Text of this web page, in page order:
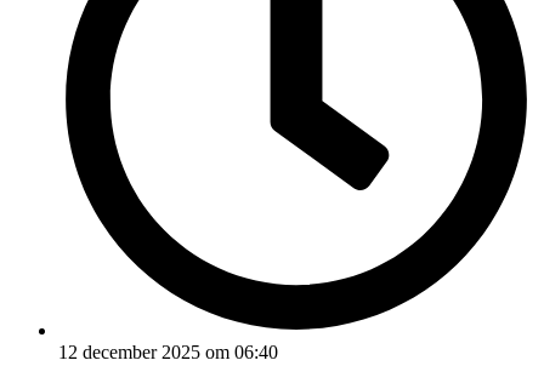
12 december 2025 om 06:40